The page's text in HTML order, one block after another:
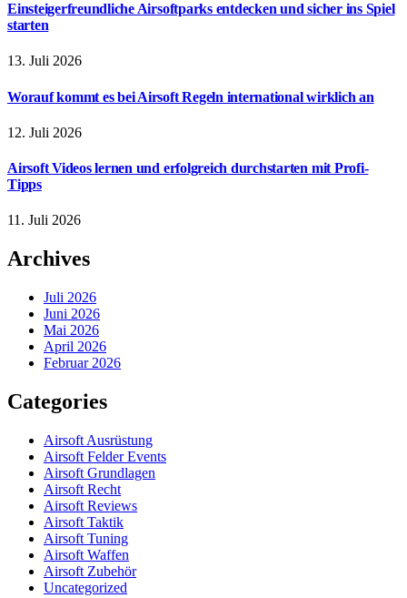
Einsteigerfreundliche Airsoftparks entdecken und sicher ins Spiel
starten
13. Juli 2026
Worauf kommt es bei Airsoft Regeln international wirklich an
12. Juli 2026
Airsoft Videos lernen und erfolgreich durchstarten mit Profi-
Tipps
11. Juli 2026
Archives
Juli 2026
Juni 2026
Mai 2026
April 2026
Februar 2026
Categories
Airsoft Ausrüstung
Airsoft Felder Events
Airsoft Grundlagen
Airsoft Recht
Airsoft Reviews
Airsoft Taktik
Airsoft Tuning
Airsoft Waffen
Airsoft Zubehör
Uncategorized